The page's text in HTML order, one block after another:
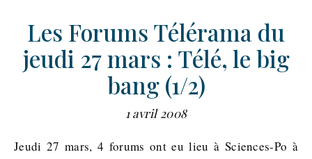
Les Forums Télérama du
jeudi 27 mars : Télé, le big
bang (1/2)
1 avril 2008
Jeudi 27 mars, 4 forums ont eu lieu à Sciences-Po à